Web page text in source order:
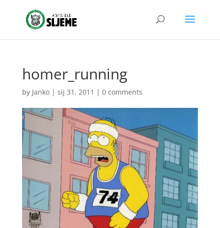
homer_running
by Janko| sij 31, 2011 | 0 comments